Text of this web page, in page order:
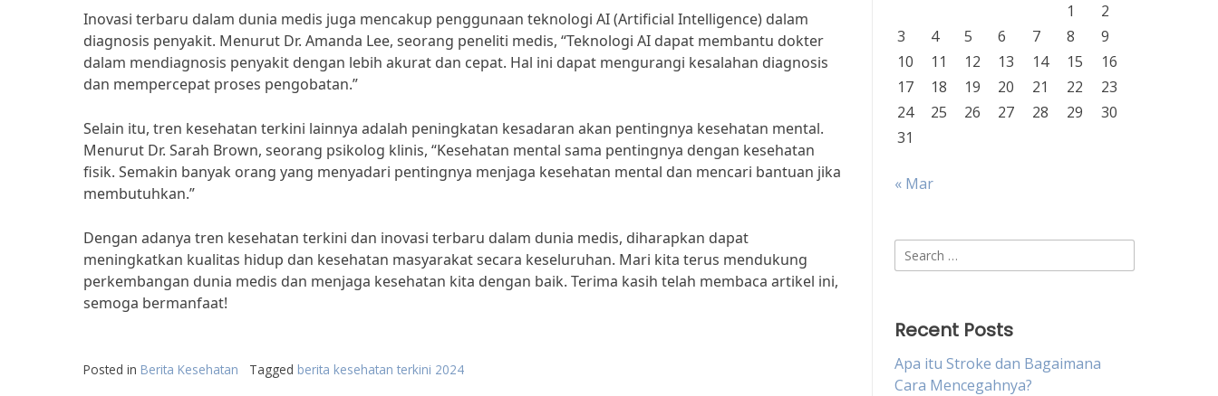
Inovasi terbaru dalam dunia medis juga mencakup penggunaan teknologi AI (Artificial Intelligence) dalam
diagnosis penyakit. Menurut Dr. Amanda Lee, seorang peneliti medis, “Teknologi AI dapat membantu dokter
dalam mendiagnosis penyakit dengan lebih akurat dan cepat. Hal ini dapat mengurangi kesalahan diagnosis
dan mempercepat proses pengobatan.”
Selain itu, tren kesehatan terkini lainnya adalah peningkatan kesadaran akan pentingnya kesehatan mental.
Menurut Dr. Sarah Brown, seorang psikolog klinis, “Kesehatan mental sama pentingnya dengan kesehatan
fisik. Semakin banyak orang yang menyadari pentingnya menjaga kesehatan mental dan mencari bantuan jika
membutuhkan.”
Dengan adanya tren kesehatan terkini dan inovasi terbaru dalam dunia medis, diharapkan dapat
meningkatkan kualitas hidup dan kesehatan masyarakat secara keseluruhan. Mari kita terus mendukung
perkembangan dunia medis dan menjaga kesehatan kita dengan baik. Terima kasih telah membaca artikel ini,
semoga bermanfaat!
Posted in Berita Kesehatan Tagged berita kesehatan terkini 2024
1
2
3
4 5 6 7 8
9
10
11 12 13 14 15
16
17
18 19 20 21 22
23
24
25 26 27 28 29
30
31
« Mar
Search
for:
Recent Posts
Apa itu Stroke dan Bagaimana
Cara Mencegahnya?